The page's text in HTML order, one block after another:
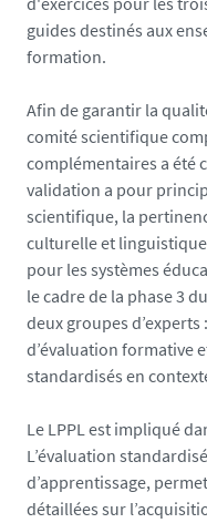
9
P
guides destinés aux
formation.
Afin de garantir la
comité scientifique
complémentaires a été
validation a pour
scientifique, la
culturelle et
pour les systèmes
le cadre de la phase 3
deux groupes d’experts
d’évaluation formative
standardisés en
Le LPPL est impliqué
L’évaluation
d’apprentissage,
détaillées sur